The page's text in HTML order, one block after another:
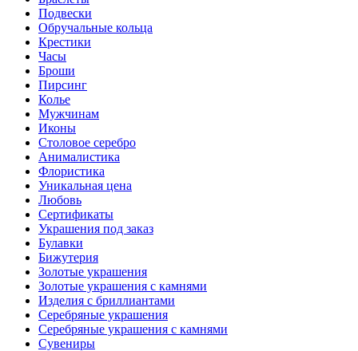
Подвески
Обручальные кольца
Крестики
Часы
Броши
Пирсинг
Колье
Мужчинам
Иконы
Столовое серебро
Анималистика
Флористика
Уникальная цена
Любовь
Сертификаты
Украшения под заказ
Булавки
Бижутерия
Золотые украшения
Золотые украшения с камнями
Изделия с бриллиантами
Серебряные украшения
Серебряные украшения с камнями
Сувениры